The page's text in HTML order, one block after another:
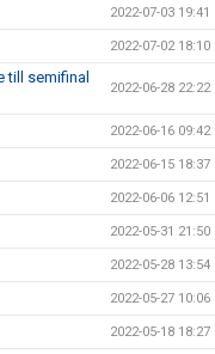
2022-07-03 19:41
2022-07-02 18:10
till semifinal
2022-06-28 22:22
2022-06-16 09:42
2022-06-15 18:37
2022-06-06 12:51
2022-05-31 21:50
2022-05-28 13:54
2022-05-27 10:06
2022-05-18 18:27